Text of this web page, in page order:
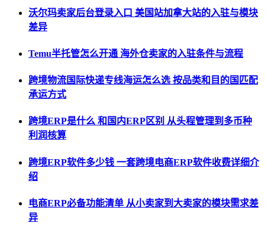
沃尔玛卖家后台登录入口 美国站加拿大站的入驻与模块
差异
Temu半托管怎么开通 海外仓卖家的入驻条件与流程
跨境物流国际快递专线海运怎么选 按品类和目的国匹配
承运方式
跨境ERP是什么 和国内ERP区别 从头程管理到多币种
利润核算
跨境ERP软件多少钱 一套跨境电商ERP软件收费详细介
绍
电商ERP必备功能清单 从小卖家到大卖家的模块需求差
异